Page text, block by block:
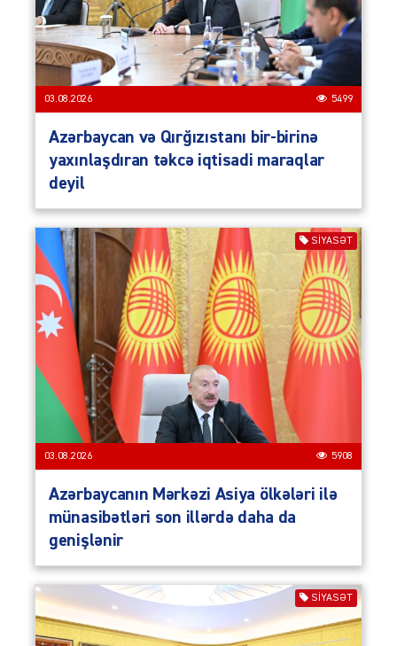
03.08.2026 5499
Azərbaycan və Qırğızıstanı bir-birinə
yaxınlaşdıran təkcə iqtisadi maraqlar
deyil
SIYASƏT
03.08.2026 5908
Azərbaycanın Mərkəzi Asiya ölkələri ilə
münasibətləri son illərdə daha da
genişlənir
SIYASƏT